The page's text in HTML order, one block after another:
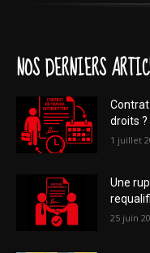
NOS DERNIERS
droits ?
1 juillet
Une
25 juin